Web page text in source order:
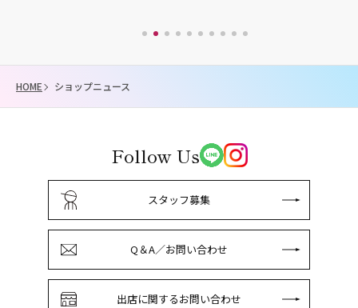
HOME ショップニュース
Follow Us
スタッフ募集
Q＆A／お問い合わせ
出店に関するお問い合わせ